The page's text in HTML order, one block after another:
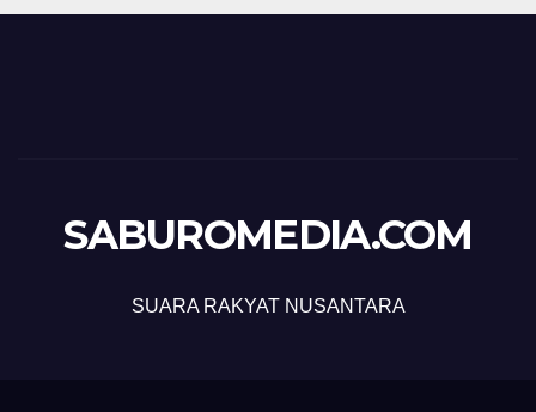
SABUROMEDIA.COM
SUARA RAKYAT NUSANTARA